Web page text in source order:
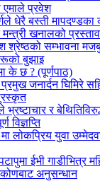
एमाले प्रवेश
धेरै बस्ती मापदण्डका
खनालको प्रस्ताव
श्रेष्ठको सम्भावना
बुझाइ
के छ ? (पूर्णपाठ)
जनार्दन घिमिरे
भ्रष्टाचार र
विज्ञप्ति
लोकप्रिय युवा
ईभी गाडीभित्र
अनुसन्धान